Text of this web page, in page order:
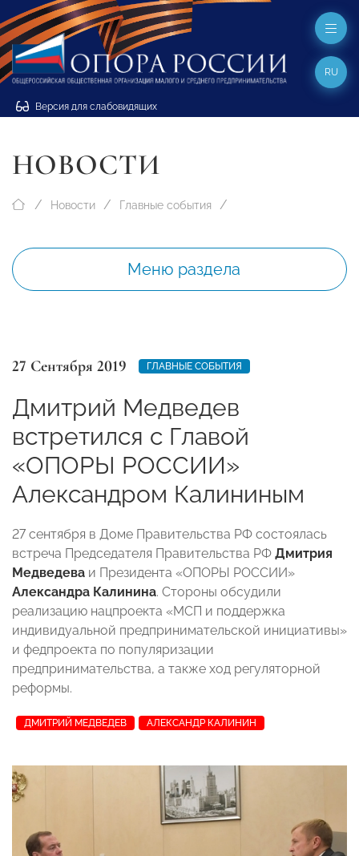
Версия для слабовидящих
RU
НОВОСТИ
Новости Главные события
Меню раздела
27 Сентября 2019 ГЛАВНЫЕ СОБЫТИЯ
Дмитрий Медведев
встретился с Главой
«ОПОРЫ РОССИИ»
Александром Калининым
27 сентября в Доме Правительства РФ состоялась
встреча Председателя Правительства РФ Дмитрия
Медведева и Президента «ОПОРЫ РОССИИ»
Александра Калинина. Стороны обсудили
реализацию нацпроекта «МСП и поддержка
индивидуальной предпринимательской инициативы»
и федпроекта по популяризации
предпринимательства, а также ход регуляторной
реформы.
ДМИТРИЙ МЕДВЕДЕВ АЛЕКСАНДР КАЛИНИН